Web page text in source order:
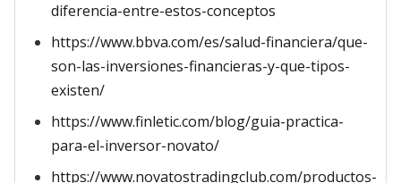
diferencia-entre-estos-conceptos
https://www.bbva.com/es/salud-financiera/que-
son-las-inversiones-financieras-y-que-tipos-
existen/
https://www.finletic.com/blog/guia-practica-
para-el-inversor-novato/
https://www.novatostradingclub.com/productos-